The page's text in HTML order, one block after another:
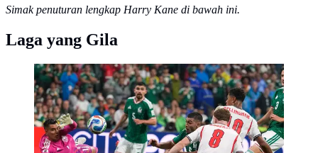
Simak penuturan lengkap Harry Kane di bawah ini.
Laga yang Gila
Pemain Inggris Jude Bellingham mencetak gol kedua
timnya selama pertandingan sepak bola babak 16 besar
Piala Dunia antara Meksiko dan Inggris di Mexico City,
Minggu, 5 Juli 2026. (AP Photo/Natacha Pisarenko)